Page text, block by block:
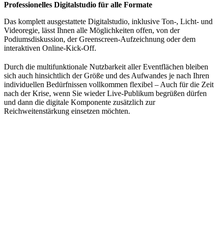
Professionelles Digitalstudio für alle Formate
Das komplett ausgestattete Digitalstudio, inklusive Ton-, Licht- und
Videoregie, lässt Ihnen alle Möglichkeiten offen, von der
Podiumsdiskussion, der Greenscreen-Aufzeichnung oder dem
interaktiven Online-Kick-Off.
Durch die multifunktionale Nutzbarkeit aller Eventflächen bleiben
sich auch hinsichtlich der Größe und des Aufwandes je nach Ihren
individuellen Bedürfnissen vollkommen flexibel – Auch für die Zeit
nach der Krise, wenn Sie wieder Live-Publikum begrüßen dürfen
und dann die digitale Komponente zusätzlich zur
Reichweitenstärkung einsetzen möchten.